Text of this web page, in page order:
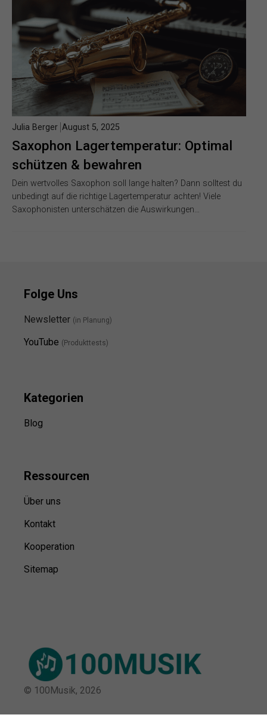
Saxophon Lagertemperatur: Optimal
schützen & bewahren
Julia Berger August 5, 2025
Dein wertvolles Saxophon soll lange halten? Dann solltest du
unbedingt auf die richtige Lagertemperatur achten! Viele
Saxophonisten unterschätzen die Auswirkungen…
Folge Uns
Newsletter (in Planung)
YouTube (Produkttests)
Kategorien
Blog
Ressourcen
Über uns
Kontakt
Kooperation
Sitemap
© 100Musik, 2026